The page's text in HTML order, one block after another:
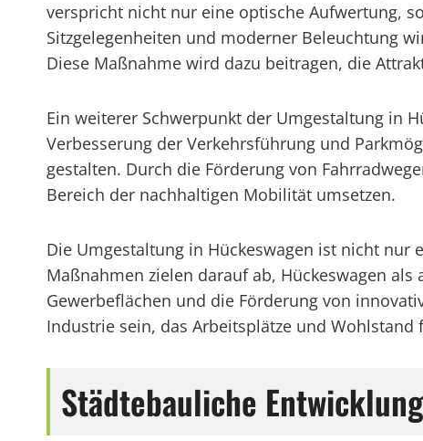
verspricht nicht nur eine optische Aufwertung,
Sitzgelegenheiten und moderner Beleuchtung
Diese Maßnahme wird dazu beitragen, die
Ein weiterer Schwerpunkt der Umgestaltung in
Verbesserung der Verkehrsführung und
gestalten. Durch die Förderung von
Bereich der nachhaltigen Mobilität umsetzen.
Die Umgestaltung in Hückeswagen ist nicht nur
Maßnahmen zielen darauf ab, Hückeswagen
Gewerbeflächen und die Förderung von
Industrie sein, das Arbeitsplätze und Wohlstand
Städtebauliche